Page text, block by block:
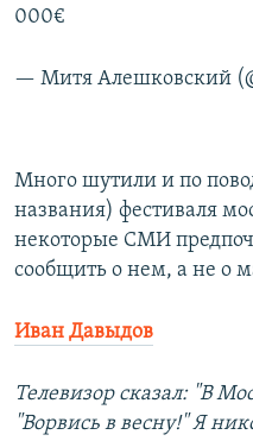
000€
— Митя Алешковский
Много шутили и по
названия) фестиваля
некоторые СМИ
сообщить о нем, а не о
Иван Давыдов
Телевизор сказал: "В
"Ворвись в весну!" Я